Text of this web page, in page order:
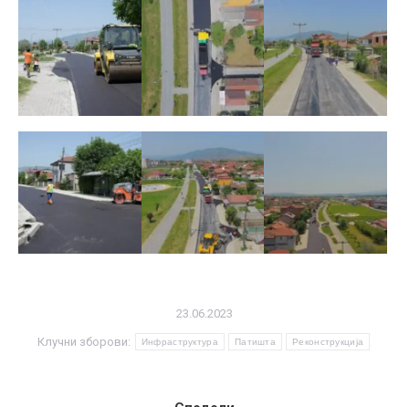
23.06.2023
Клучни зборови: Инфраструктура Патишта Реконструкција